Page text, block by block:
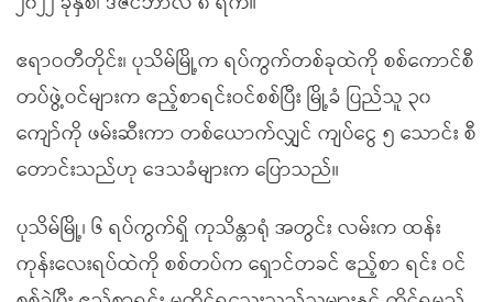
ဧရာဝတီတိုင်း၊ ပုသိမ်မြို့က ရပ်ကွက်တစ်ခုထဲကို စစ်ကောင်စီ
တပ်ဖွဲ့ဝင်များက ဧည့်စာရင်းဝင်စစ်ပြီး မြို့ခံ ပြည်သူ ၃၀
ကျော်ကို ဖမ်းဆီးကာ တစ်ယောက်လျှင် ကျပ်ငွေ ၅ သောင်း စီ
တောင်းသည်ဟု ဒေသခံများက ပြောသည်။
ပုသိမ်မြို့၊ ၆ ရပ်ကွက်ရှိ ကုသိန္တာရုံ အတွင်း လမ်းက ထန်း
ကုန်းလေးရပ်ထဲကို စစ်တပ်က ရှောင်တခင် ဧည့်စာ ရင်း ဝင်